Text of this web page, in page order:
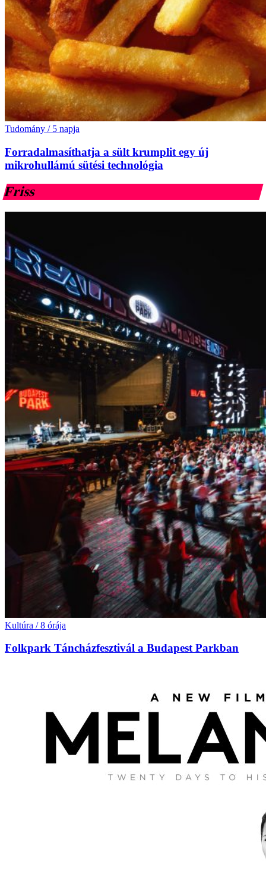
Tudomány / 5 napja
Forradalmasíthatja a sült krumplit egy új
mikrohullámú sütési technológia
Friss
Kultúra / 8 órája
Folkpark Táncházfesztivál a Budapest Parkban